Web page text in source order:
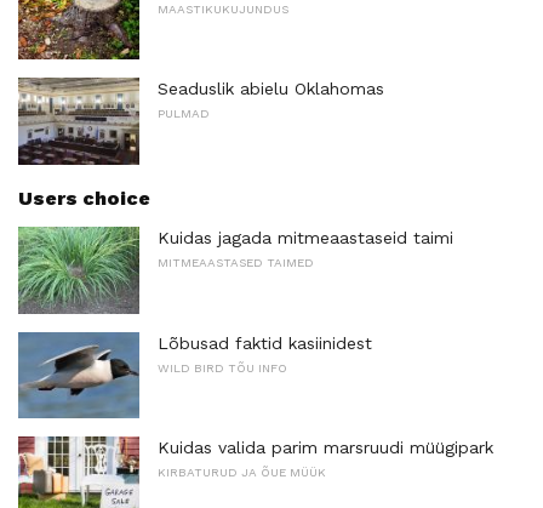
MAASTIKUKUJUNDUS
Seaduslik abielu Oklahomas
PULMAD
Users choice
Kuidas jagada mitmeaastaseid taimi
MITMEAASTASED TAIMED
Lõbusad faktid kasiinidest
WILD BIRD TÕU INFO
Kuidas valida parim marsruudi müügipark
KIRBATURUD JA ÕUE MÜÜK